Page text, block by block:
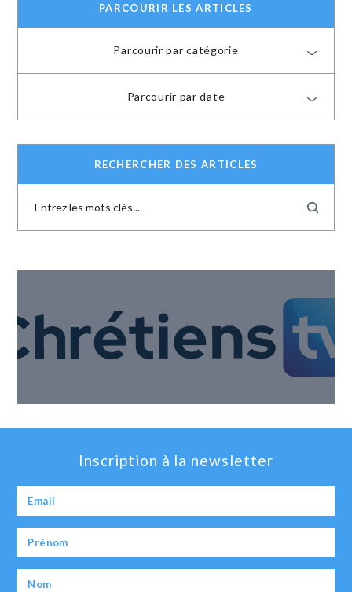
PARCOURIR LES ARTICLES
Parcourir par catégorie
Parcourir par date
RECHERCHER DES ARTICLES
Inscription à la newsletter